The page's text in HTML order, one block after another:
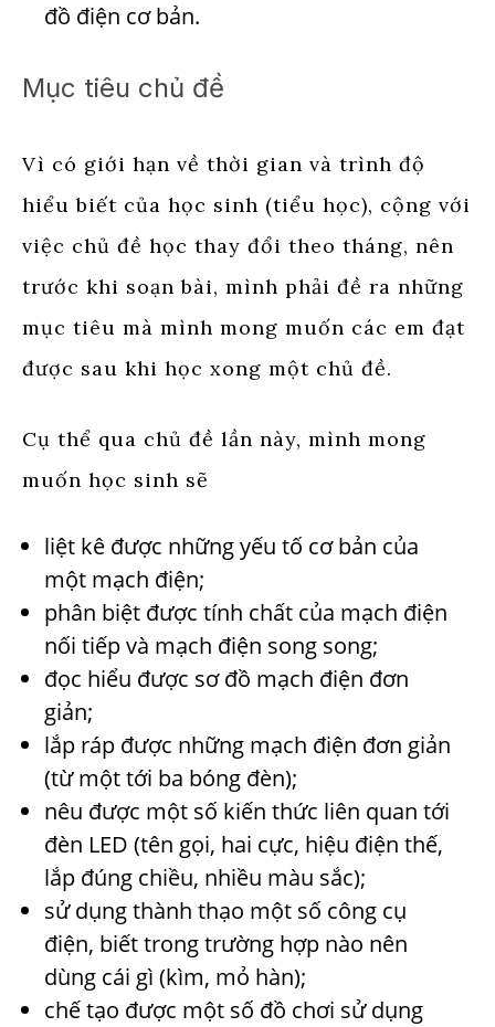
đồ điện cơ bản.
Mục tiêu chủ đề
Vì có giới hạn về thời gian và trình độ
hiểu biết của học sinh (tiểu học), cộng với
việc chủ đề học thay đổi theo tháng, nên
trước khi soạn bài, mình phải đề ra những
mục tiêu mà mình mong muốn các em đạt
được sau khi học xong một chủ đề.
Cụ thể qua chủ đề lần này, mình mong
muốn học sinh sẽ
liệt kê được những yếu tố cơ bản của
một mạch điện;
phân biệt được tính chất của mạch điện
nối tiếp và mạch điện song song;
đọc hiểu được sơ đồ mạch điện đơn
giản;
lắp ráp được những mạch điện đơn giản
(từ một tới ba bóng đèn);
nêu được một số kiến thức liên quan tới
đèn LED (tên gọi, hai cực, hiệu điện thế,
lắp đúng chiều, nhiều màu sắc);
sử dụng thành thạo một số công cụ
điện, biết trong trường hợp nào nên
dùng cái gì (kìm, mỏ hàn);
chế tạo được một số đồ chơi sử dụng